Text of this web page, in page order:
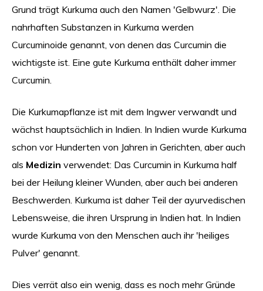
Grund trägt Kurkuma auch den Namen 'Gelbwurz'. Die
nahrhaften Substanzen in Kurkuma werden
Curcuminoide genannt, von denen das Curcumin die
wichtigste ist. Eine gute Kurkuma enthält daher immer
Curcumin.
Die Kurkumapflanze ist mit dem Ingwer verwandt und
wächst hauptsächlich in Indien. In Indien wurde Kurkuma
schon vor Hunderten von Jahren in Gerichten, aber auch
als Medizin verwendet: Das Curcumin in Kurkuma half
bei der Heilung kleiner Wunden, aber auch bei anderen
Beschwerden. Kurkuma ist daher Teil der ayurvedischen
Lebensweise, die ihren Ursprung in Indien hat. In Indien
wurde Kurkuma von den Menschen auch ihr 'heiliges
Pulver' genannt.
Dies verrät also ein wenig, dass es noch mehr Gründe